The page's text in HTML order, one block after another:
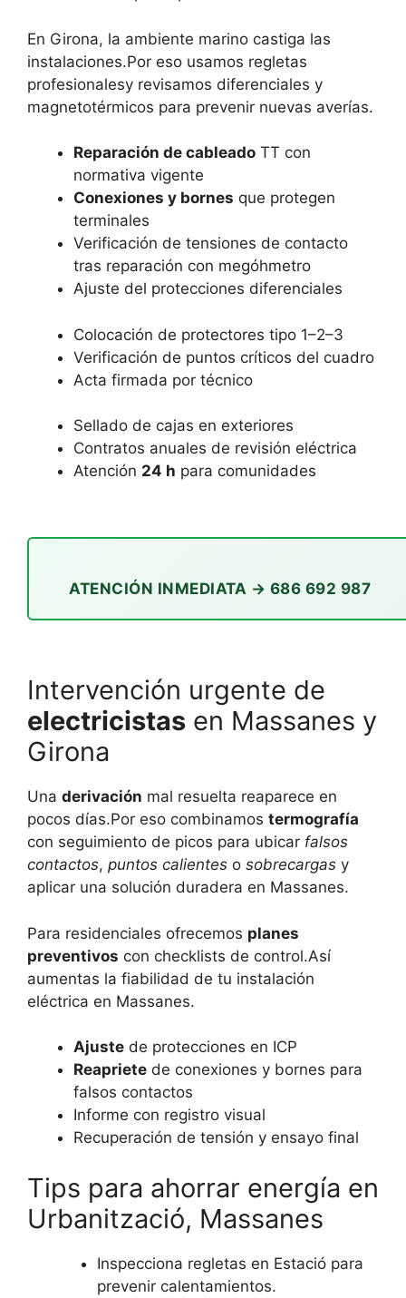
En Girona, la ambiente marino castiga las
instalaciones.Por eso usamos regletas
profesionalesy revisamos diferenciales y
magnetotérmicos para prevenir nuevas averías.
Reparación de cableado TT con
normativa vigente
Conexiones y bornes que protegen
terminales
Verificación de tensiones de contacto
tras reparación con megóhmetro
Ajuste del protecciones diferenciales
Colocación de protectores tipo 1–2–3
Verificación de puntos críticos del cuadro
Acta firmada por técnico
Sellado de cajas en exteriores
Contratos anuales de revisión eléctrica
Atención 24 h para comunidades
ATENCIÓN INMEDIATA → 686 692 987
Intervención urgente de
electricistas en Massanes y
Girona
Una derivación mal resuelta reaparece en
pocos días.Por eso combinamos termografía
con seguimiento de picos para ubicar falsos
contactos, puntos calientes o sobrecargas y
aplicar una solución duradera en Massanes.
Para residenciales ofrecemos planes
preventivos con checklists de control.Así
aumentas la fiabilidad de tu instalación
eléctrica en Massanes.
Ajuste de protecciones en ICP
Reapriete de conexiones y bornes para
falsos contactos
Informe con registro visual
Recuperación de tensión y ensayo final
Tips para ahorrar energía en
Urbanització, Massanes
Inspecciona regletas en Estació para
prevenir calentamientos.